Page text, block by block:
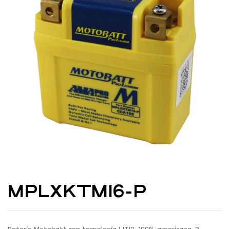
MPLXKTM16-P